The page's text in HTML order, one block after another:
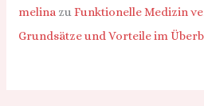
melina zuFunktionelle Medizin
Grundsätze und Vorteile im